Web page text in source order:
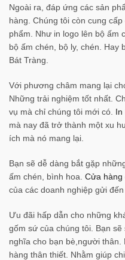
Ngoài ra, đáp ứng các sản
hàng. Chúng tôi còn cung
phẩm. Như in logo lên bộ ấm
bộ ấm chén, bộ ly, chén. Hay
Bát Tràng.
Với phương châm mang lại
Những trải nghiệm tốt nhất.
vụ mà chỉ chúng tôi mới có. In
mà nay đã trở thành một xu
ích mà nó mang lại.
Bạn sẽ dễ dàng bắt gặp
ấm chén, bình hoa. Cửa hàng
của các doanh nghiệp gửi
Ưu đãi hấp dẫn cho những
gốm sứ của chúng tôi. Bạn
nghĩa cho bạn bè,người thân.
hàng thân thiết. Nhằm giúp